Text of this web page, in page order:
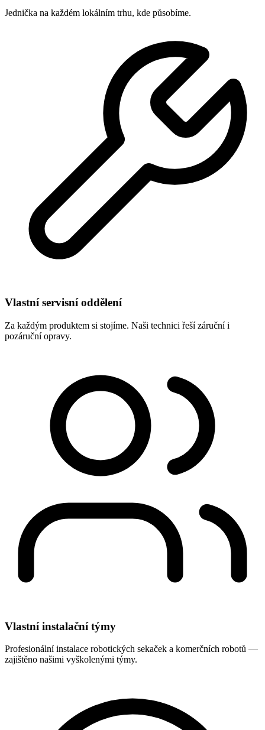
Jednička na každém lokálním trhu, kde působíme.
Vlastní servisní oddělení
Za každým produktem si stojíme. Naši technici řeší záruční i
pozáruční opravy.
Vlastní instalační týmy
Profesionální instalace robotických sekaček a komerčních robotů —
zajištěno našimi vyškolenými týmy.